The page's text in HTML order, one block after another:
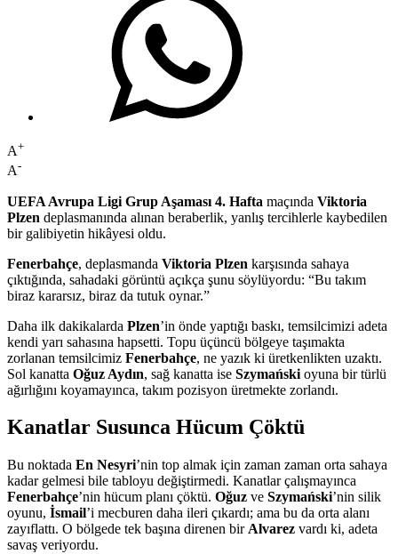
A+
A-
UEFA Avrupa Ligi Grup Aşaması 4. Hafta maçında Viktoria
Plzen deplasmanında alınan beraberlik, yanlış tercihlerle kaybedilen
bir galibiyetin hikâyesi oldu.
Fenerbahçe, deplasmanda Viktoria Plzen karşısında sahaya
çıktığında, sahadaki görüntü açıkça şunu söylüyordu: “Bu takım
biraz kararsız, biraz da tutuk oynar.”
Daha ilk dakikalarda Plzen’in önde yaptığı baskı, temsilcimizi adeta
kendi yarı sahasına hapsetti. Topu üçüncü bölgeye taşımakta
zorlanan temsilcimiz Fenerbahçe, ne yazık ki üretkenlikten uzaktı.
Sol kanatta Oğuz Aydın, sağ kanatta ise Szymański oyuna bir türlü
ağırlığını koyamayınca, takım pozisyon üretmekte zorlandı.
Kanatlar Susunca Hücum Çöktü
Bu noktada En Nesyri’nin top almak için zaman zaman orta sahaya
kadar gelmesi bile tabloyu değiştirmedi. Kanatlar çalışmayınca
Fenerbahçe’nin hücum planı çöktü. Oğuz ve Szymański’nin silik
oyunu, İsmail’i mecburen daha ileri çıkardı; ama bu da orta alanı
zayıflattı. O bölgede tek başına direnen bir Alvarez vardı ki, adeta
savaş veriyordu.